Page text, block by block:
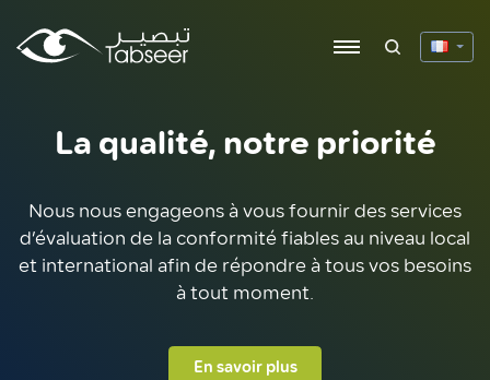
La qualité, notre priorité
Nous nous engageons à vous fournir des services
d’évaluation de la conformité fiables au niveau local
et international afin de répondre à tous vos besoins
à tout moment.
En savoir plus